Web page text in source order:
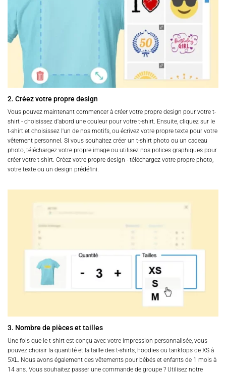
2. Créez votre propre design
Vous pouvez maintenant commencer à créer votre propre design pour votre t-
shirt - choisissez d'abord une couleur pour votre t-shirt. Ensuite, cliquez sur le
t-shirt et choisissez l'un de nos motifs, ou écrivez votre propre texte pour votre
vêtement personnel. Si vous souhaitez créer un t-shirt photo ou un cadeau
photo, téléchargez votre propre image ou utilisez nos polices graphiques pour
créer votre t-shirt. Créez votre propre design - téléchargez votre propre photo,
votre texte ou un design prédéfini.
3. Nombre de pièces et tailles
Une fois que le t-shirt est conçu avec votre impression personnalisée, vous
pouvez choisir la quantité et la taille des t-shirts, hoodies ou tanktops de XS à
5XL. Nous avons également des vêtements pour bébés et enfants de 1 mois à
14 ans. Vous souhaitez passer une commande de groupe ? Utilisez notre